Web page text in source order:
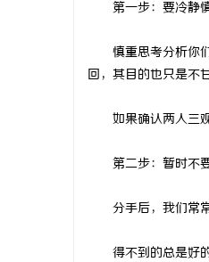
第一步：要冷静
慎重思考分析你们
回，其目的也只是不
如果确认两人三观
第二步：暂时不要
分手后，我们常常
得不到的总是好的